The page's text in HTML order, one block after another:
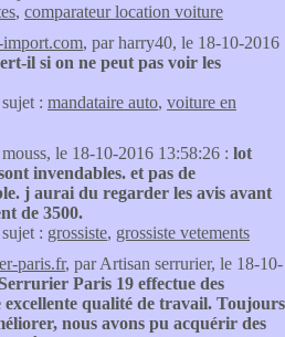
, comparateur location voiture
import.com, par harry40, le 18-10-2016
il si on ne peut pas voir les
: mandataire auto, voiture en
le 18-10-2016 13:58:26 : lot
invendables. et pas de
j aurai du regarder les avis avant
de 3500.
: grossiste, grossiste vetements
paris.fr, par Artisan serrurier, le 18-10-
Paris 19 effectue des
excellente qualité de travail. Toujours
nous avons pu acquérir des